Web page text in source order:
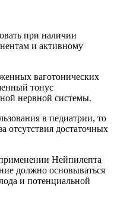
при наличии
и активному
ваготонических
тонус
нервной системы.
в педиатрии, то
отсутствия достаточных
Нейпилепта
должно основываться
и потенциальной